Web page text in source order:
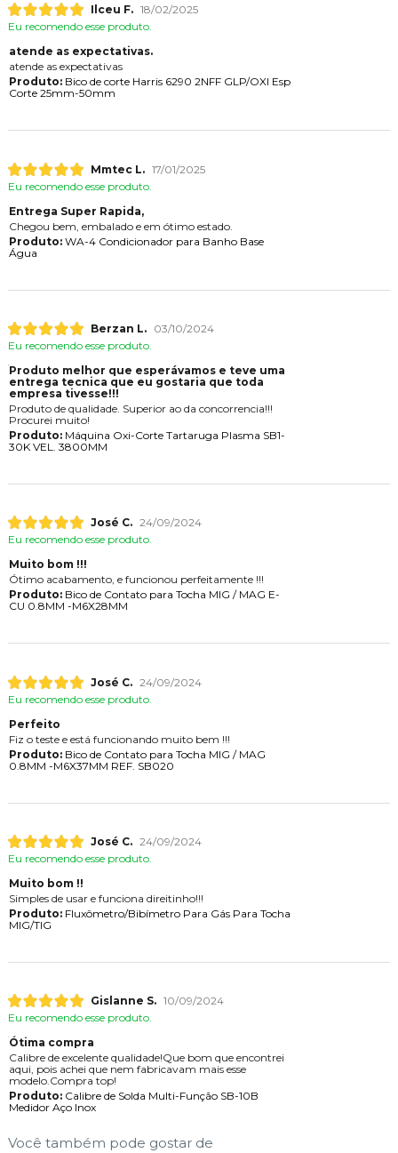
Ilceu F. 18/02/2025
Eu recomendo esse produto.
atende as expectativas.
atende as expectativas
Produto:Bico de corte Harris 6290 2NFF GLP/OXI Esp
Corte 25mm-50mm
Mmtec L. 17/01/2025
Eu recomendo esse produto.
Entrega Super Rapida,
Chegou bem, embalado e em ótimo estado.
Produto:WA-4 Condicionador para Banho Base
Água
Berzan L.
03/10/2024
Eu recomendo esse produto.
Produto melhor que esperávamos e teve uma
entrega tecnica que eu gostaria que toda
empresa tivesse!!!
Produto de qualidade. Superior ao da concorrencia!!!
Procurei muito!
Produto:Máquina Oxi-Corte Tartaruga Plasma SB1-
30K VEL. 3800MM
José C. 24/09/2024
Eu recomendo esse produto.
Muito bom !!!
Ótimo acabamento, e funcionou perfeitamente !!!
Produto:Bico de Contato para Tocha MIG / MAG E-
CU 0.8MM -M6X28MM
José C. 24/09/2024
Eu recomendo esse produto.
Perfeito
Fiz o teste e está funcionando muito bem !!!
Produto:Bico de Contato para Tocha MIG / MAG
0.8MM -M6X37MM REF. SB020
José C. 24/09/2024
Eu recomendo esse produto.
Muito bom !!
Simples de usar e funciona direitinho!!!
Produto:Fluxômetro/Bibímetro Para Gás Para Tocha
MIG/TIG
Gislanne S. 10/09/2024
Eu recomendo esse produto.
Ótima compra
Calibre de excelente qualidade!Que bom que encontrei
aqui, pois achei que nem fabricavam mais esse
modelo.Compra top!
Produto:Calibre de Solda Multi-Função SB-10B
Medidor Aço Inox
Você também pode gostar de